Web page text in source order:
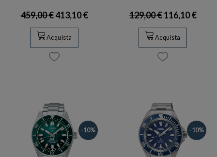
459,00 €413,10 €
Acquista
129,00 €116,10 €
Acquista
-10% -10%